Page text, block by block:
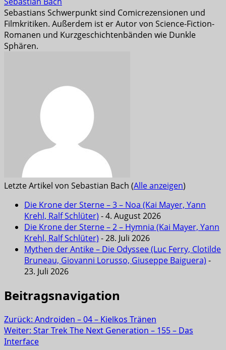
Sebastians Schwerpunkt sind Comicrezensionen und
Filmkritiken. Außerdem ist er Autor von Science-Fiction-
Romanen und Kurzgeschichtenbänden wie Dunkle
Sphären.
Letzte Artikel von Sebastian Bach (Alle anzeigen)
Die Krone der Sterne – 3 – Noa (Kai Mayer, Yann
Krehl, Ralf Schlüter) - 4. August 2026
Die Krone der Sterne – 2 – Hymnia (Kai Mayer, Yann
Krehl, Ralf Schlüter) - 28. Juli 2026
Mythen der Antike – Die Odyssee (Luc Ferry, Clotilde
Bruneau, Giovanni Lorusso, Giuseppe Baiguera) -
23. Juli 2026
Beitragsnavigation
Zurück: Androiden – 04 – Kielkos Tränen
Weiter: Star Trek The Next Generation – 155 – Das
Interface